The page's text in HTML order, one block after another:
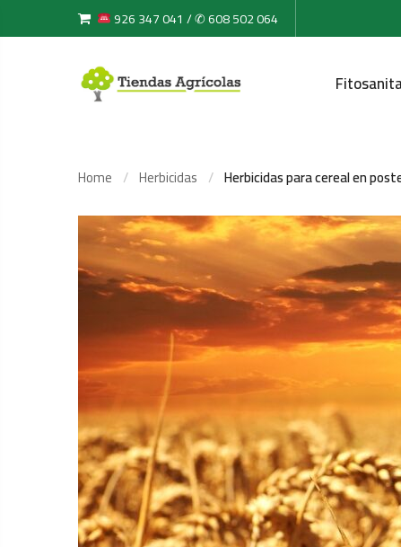
926 347 041 / ✆ 608 502 064
Home Herbicidas Herbicidas para cereal en